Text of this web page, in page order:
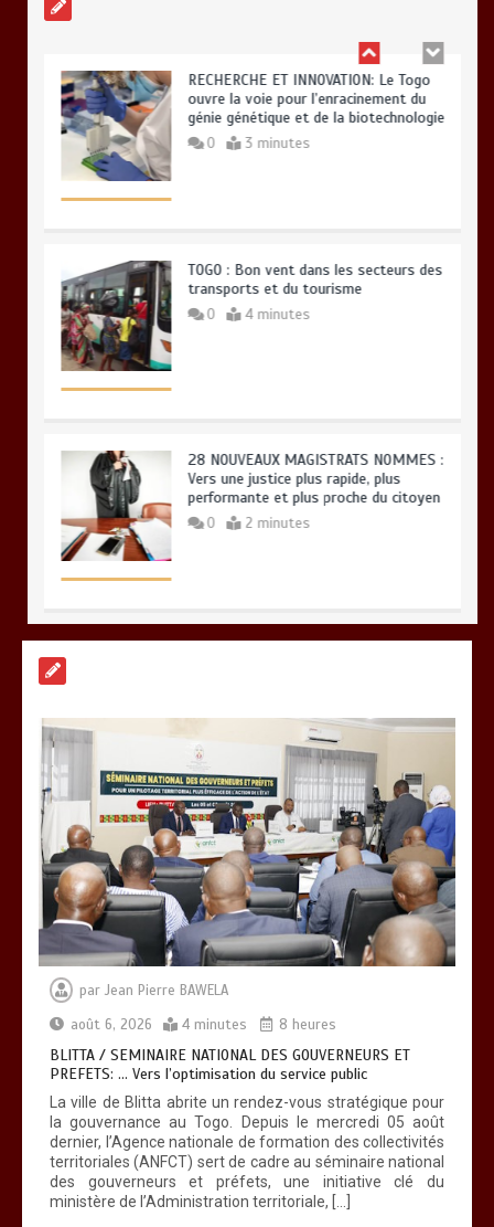
RECHERCHE ET INNOVATION: Le Togo
ouvre la voie pour l’enracinement du
génie génétique et de la biotechnologie
0 3 minutes
TOGO : Bon vent dans les secteurs des
transports et du tourisme
0 4 minutes
28 NOUVEAUX MAGISTRATS NOMMES :
Vers une justice plus rapide, plus
performante et plus proche du citoyen
0 2 minutes
RECHERCHE ET INNOVATION: Le Togo
ouvre la voie pour l’enracinement du
génie génétique et de la biotechnologie
0 3 minutes
TOGO : Bon vent dans les secteurs des
transports et du tourisme
0 4 minutes
par Jean Pierre BAWELA
août 6, 2026
4 minutes 8 heures
BLITTA / SEMINAIRE NATIONAL DES GOUVERNEURS ET
PREFETS: … Vers l’optimisation du service public
La ville de Blitta abrite un rendez-vous stratégique pour
la gouvernance au Togo. Depuis le mercredi 05 août
dernier, l’Agence nationale de formation des collectivités
territoriales (ANFCT) sert de cadre au séminaire national
des gouverneurs et préfets, une initiative clé du
ministère de l’Administration territoriale, […]